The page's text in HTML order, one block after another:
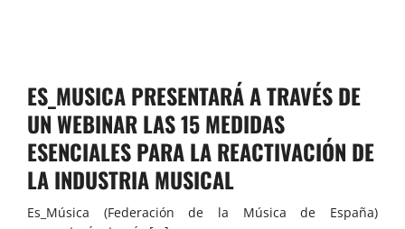
ES_MUSICA PRESENTARÁ A TRAVÉS DE
UN WEBINAR LAS 15 MEDIDAS
ESENCIALES PARA LA REACTIVACIÓN DE
LA INDUSTRIA MUSICAL
Es_Música (Federación de la Música de España)